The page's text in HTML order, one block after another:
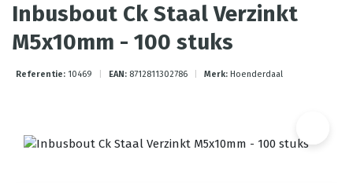
Inbusbout Ck Staal Verzinkt
M5x10mm - 100 stuks
Referentie: 10469 EAN: 8712811302786 Merk: Hoenderdaal